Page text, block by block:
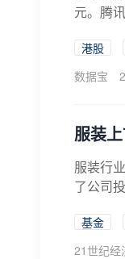
元。腾
港股
数据宝
服装
服装行
了公司
基金
21世纪经